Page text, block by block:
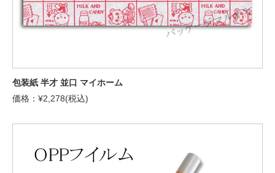
包装紙 半才 並口 マイホーム
価格：¥2,278(税込)